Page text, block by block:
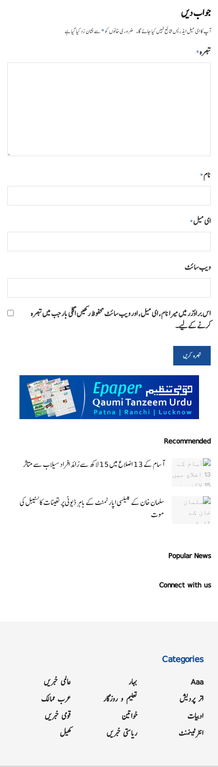
جواب دیں
آپ کا ای میل ایڈریس شائع نہیں کیا جائے گا۔ ضروری خانوں کو*سے نشان زد کیا گیا ہے
تبصرہ*
نام*
ای میل*
ویب‌ سائٹ
اس براؤزر میں میرا نام، ای میل، اور ویب سائٹ محفوظ رکھیں اگلی بار جب میں تبصرہ
کرنے کےلیے۔
Recommended
آسام کے 13 اضلاع میں 15 لاکھ سے زائد افراد سیلاب سے متاثر
سلمان خان کے گلیکسی اپارٹمنٹ کے باہر ڈیوٹی پر تعینات کانسٹیبل کی
موت
Popular News
Connect with us
Categories
Aaa
اتر پردیش
ادبیات
انٹرٹینمنٹ
بہار
تعلیم و روزگار
خواتین
ریاستی خبریں
عالمی خبریں
عرب ممالک
قومی خبریں
کھیل